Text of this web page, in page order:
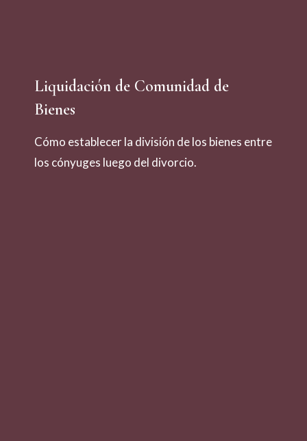
Liquidación de Comunidad de
Bienes
Cómo establecer la división de los bienes entre
los cónyuges luego del divorcio.